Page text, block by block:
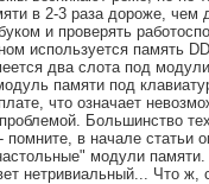
в 2-3 раза дороже,
и проверять
используется память
два слота под
памяти под
что означает
Большинство
в начале статьи
модули
нетривиальный... Что ж,